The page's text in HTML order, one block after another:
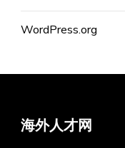
WordPress.org
海外人才网